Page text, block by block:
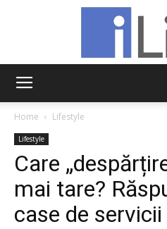
Home Lifestyle
Lifestyle
Care
mai tare?
case de